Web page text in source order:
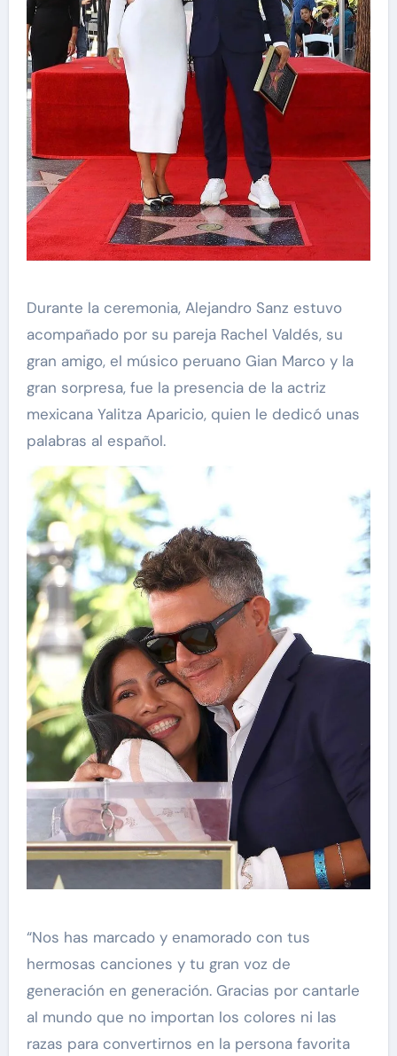
Durante la ceremonia, Alejandro Sanz estuvo
acompañado por su pareja Rachel Valdés, su
gran amigo, el músico peruano Gian Marco y la
gran sorpresa, fue la presencia de la actriz
mexicana Yalitza Aparicio, quien le dedicó unas
palabras al español.
“Nos has marcado y enamorado con tus
hermosas canciones y tu gran voz de
generación en generación. Gracias por cantarle
al mundo que no importan los colores ni las
razas para convertirnos en la persona favorita